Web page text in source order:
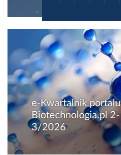
e-Kwartalnik portalu
Biotechnologia.pl 2-
3/2026